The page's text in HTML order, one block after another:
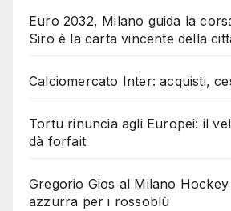
Euro 2032, Milano guida la
Siro è la carta vincente della
Calciomercato Inter: acquisti,
Tortu rinuncia agli Europei: il
dà forfait
Gregorio Gios al Milano
azzurra per i rossoblù